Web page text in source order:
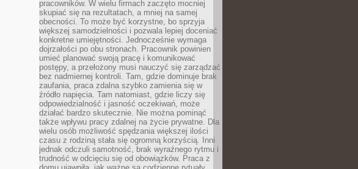
pracowników. W wielu firmach zaczęto mocniej
skupiać się na rezultatach, a mniej na samej
obecności. To może być korzystne, bo sprzyja
większej samodzielności i pozwala lepiej doceniać
konkretne umiejętności. Jednocześnie wymaga
dojrzałości po obu stronach. Pracownik powinien
umieć planować swoją pracę i komunikować
postępy, a przełożony musi nauczyć się zarządzać
bez nadmiernej kontroli. Tam, gdzie dominuje brak
zaufania, praca zdalna szybko zamienia się w
źródło napięcia. Tam natomiast, gdzie liczy się
odpowiedzialność i jasność oczekiwań, może
działać bardzo skutecznie. Nie można pominąć
także wpływu pracy zdalnej na życie prywatne. Dla
wielu osób możliwość spędzania większej ilości
czasu z rodziną stała się ogromną korzyścią. Inni
jednak odczuli samotność, brak wyraźnego rytmu i
trudność w odcięciu się od obowiązków. Praca z